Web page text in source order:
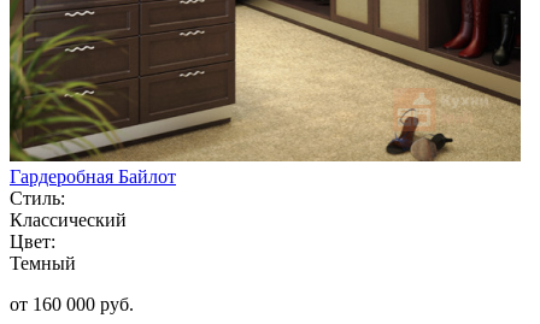
Гардеробная Байлот
Стиль:
Классический
Цвет:
Темный
от 160 000 руб.